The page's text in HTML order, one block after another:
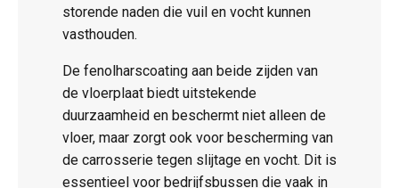
storende naden die vuil en vocht kunnen
vasthouden.
De fenolharscoating aan beide zijden van
de vloerplaat biedt uitstekende
duurzaamheid en beschermt niet alleen de
vloer, maar zorgt ook voor bescherming van
de carrosserie tegen slijtage en vocht. Dit is
essentieel voor bedrijfsbussen die vaak in